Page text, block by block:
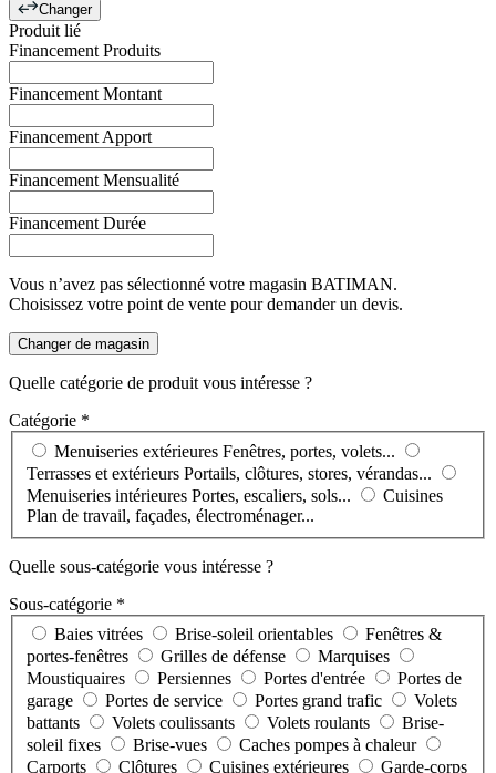
Changer
Produit lié
Financement Produits
Financement Montant
Financement Apport
Financement Mensualité
Financement Durée
Vous n’avez pas sélectionné votre magasin BATIMAN.
Choisissez votre point de vente pour demander un devis.
Changer de magasin
Quelle catégorie de produit vous intéresse ?
Catégorie *
Menuiseries extérieures Fenêtres, portes, volets...
Terrasses et extérieurs Portails, clôtures, stores, vérandas...
Menuiseries intérieures Portes, escaliers, sols...
Cuisines
Plan de travail, façades, électroménager...
Quelle sous-catégorie vous intéresse ?
Sous-catégorie *
Baies vitrées
Brise-soleil orientables
portes-fenêtres
Grilles de défense
Marquises
Moustiquaires
Persiennes Portes d'entrée
garage
Portes de service Portes grand trafic
battants
Volets coulissants Volets roulants
soleil fixes
Brise-vues
Caches pompes à chaleur
Carports
Clôtures Cuisines extérieures